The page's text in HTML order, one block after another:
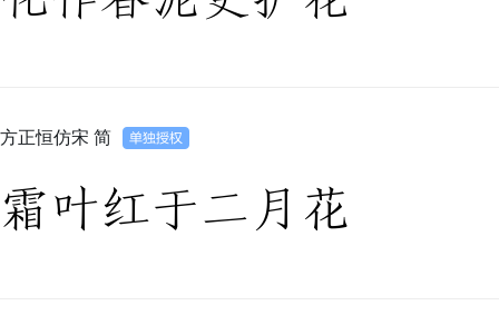
方正恒仿宋 简
霜叶红于二月花